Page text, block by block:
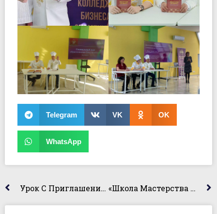
Telegram VK OK
WhatsApp
Урок С Приглашением Практического Работника «Школа Мастерства Агат»